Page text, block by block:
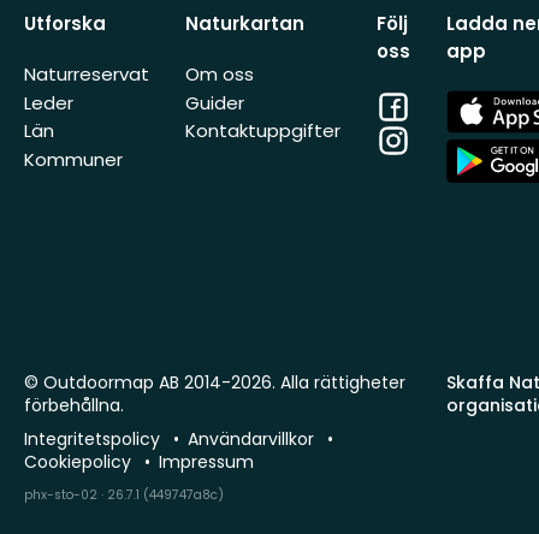
Utforska
Naturreservat
Leder
Län
Kommuner
Naturkartan
Om oss
Guider
Kontaktuppgifter
Följ
oss
Facebook
Instagram
Ladda
app
App
Store
App
Store
Skaffa
© Outdoormap AB 2014-2026. Alla rättigheter
förbehållna.
Integritetspolicy
Användarvillkor
Cookiepolicy
Impressum
phx-sto-02 · 26.7.1 (449747a8c)